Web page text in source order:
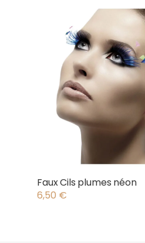
Faux Cils plumes néon
6,50 €